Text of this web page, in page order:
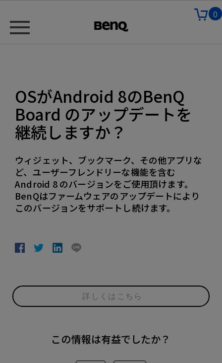
0
OSがAndroid 8のBenQ
Board のアップデートを
継続しますか？
ウィジェット、ブックマーク、その他アプリな
ど、ユーザーフレンドリーな機能を含む
Android 8 のバージョンをご使用頂けます。
BenQはファームウェアのアップデートにより
このバージョンをサポートし続けます。
詳しくはこちら
この情報は有益でしたか？